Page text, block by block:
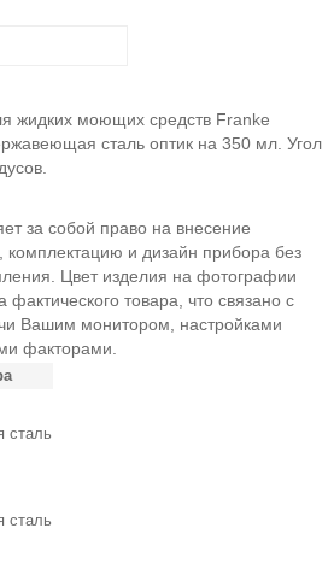
жидких моющих средств Franke
сталь оптик на 350 мл. Угол
за собой право на внесение
комплектацию и дизайн прибора без
Цвет изделия на фотографии
фактического товара, что связано с
Вашим монитором, настройками
факторами.
сталь
сталь